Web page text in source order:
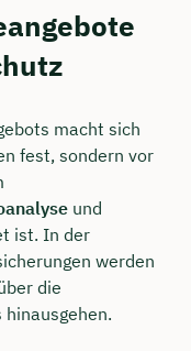
macht sich
fest, sondern vor
und
ist. In der
werden
die